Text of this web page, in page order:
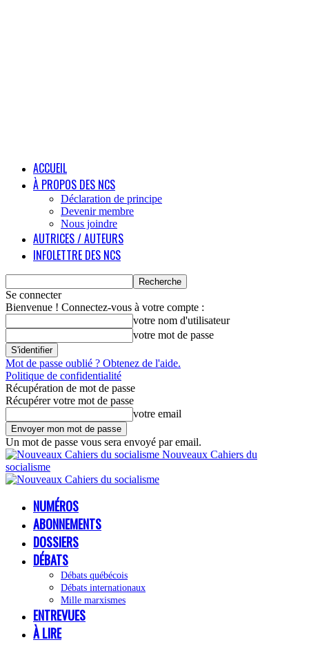
ACCUEIL
À PROPOS DES NCS
Déclaration de principe
Devenir membre
Nous joindre
AUTRICES / AUTEURS
INFOLETTRE DES NCS
Se connecter
Bienvenue ! Connectez-vous à votre compte :
votre nom d'utilisateur
votre mot de passe
Mot de passe oublié ? Obtenez de l'aide.
Politique de confidentialité
Récupération de mot de passe
Récupérer votre mot de passe
votre email
Un mot de passe vous sera envoyé par email.
Nouveaux Cahiers du
socialisme
NUMÉROS
ABONNEMENTS
DOSSIERS
DÉBATS
Débats québécois
Débats internationaux
Mille marxismes
ENTREVUES
À LIRE